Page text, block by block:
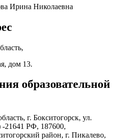
Ирина Николаевна
дом 13.
образовательной
г. Бокситогорск, ул.
21641 РФ, 187600,
район, г. Пикалево,